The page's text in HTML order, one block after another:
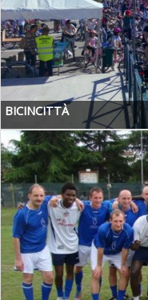
BICINCITTÀ